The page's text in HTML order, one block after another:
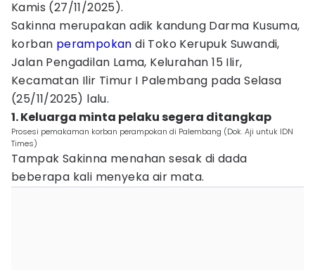
Kamis (27/11/2025).
Sakinna merupakan adik kandung Darma Kusuma,
korban perampokan di Toko Kerupuk Suwandi,
Jalan Pengadilan Lama, Kelurahan 15 Ilir,
Kecamatan Ilir Timur I Palembang pada Selasa
(25/11/2025) lalu.
1. Keluarga minta pelaku segera ditangkap
Prosesi pemakaman korban perampokan di Palembang (Dok. Aji untuk IDN
Times)
Tampak Sakinna menahan sesak di dada
beberapa kali menyeka air mata.